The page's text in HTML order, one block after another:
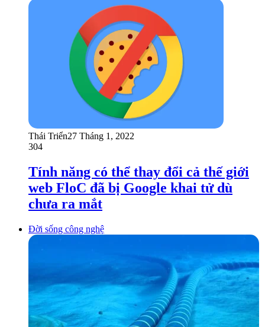
Thái Triển27 Tháng 1, 2022
304
Tính năng có thể thay đổi cả thế giới
web FloC đã bị Google khai tử dù
chưa ra mắt
Đời sống công nghệ